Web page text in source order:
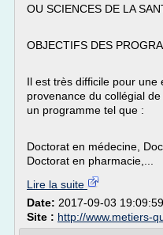
OU SCIENCES DE LA
OBJECTIFS DES
Il est très difficile pour une
provenance du collégial
un programme tel que :
Doctorat en médecine,
Doctorat en pharmacie,...
Lire la suite
Date: 2017-09-03 19:09:59
Site : http://www.metiers-